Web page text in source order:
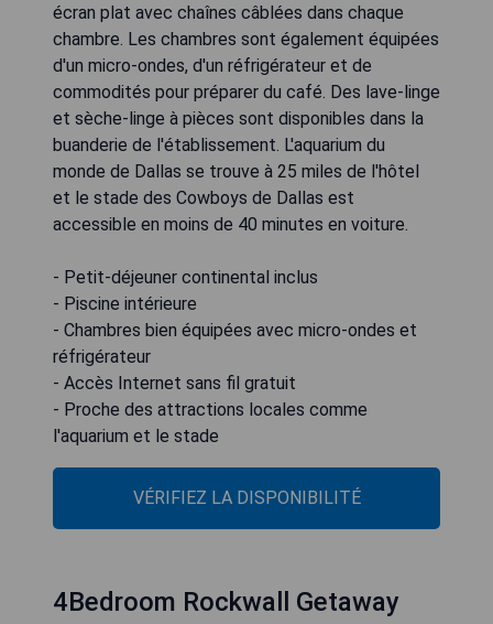
écran plat avec chaînes câblées dans chaque
chambre. Les chambres sont également équipées
d'un micro-ondes, d'un réfrigérateur et de
commodités pour préparer du café. Des lave-linge
et sèche-linge à pièces sont disponibles dans la
buanderie de l'établissement. L'aquarium du
monde de Dallas se trouve à 25 miles de l'hôtel
et le stade des Cowboys de Dallas est
accessible en moins de 40 minutes en voiture.
- Petit-déjeuner continental inclus
- Piscine intérieure
- Chambres bien équipées avec micro-ondes et
réfrigérateur
- Accès Internet sans fil gratuit
- Proche des attractions locales comme
l'aquarium et le stade
VÉRIFIEZ LA DISPONIBILITÉ
4Bedroom Rockwall Getaway